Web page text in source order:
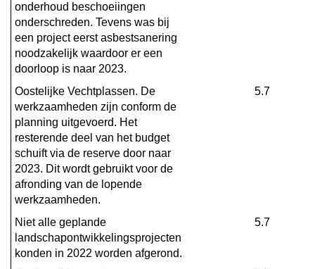
onderhoud beschoeiingen
onderschreden. Tevens was bij
een project eerst asbestsanering
noodzakelijk waardoor er een
doorloop is naar 2023.
Oostelijke Vechtplassen. De
werkzaamheden zijn conform de
planning uitgevoerd. Het
resterende deel van het budget
schuift via de reserve door naar
2023. Dit wordt gebruikt voor de
afronding van de lopende
werkzaamheden.
5.7
Niet alle geplande
landschapontwikkelingsprojecten
konden in 2022 worden afgerond.
5.7